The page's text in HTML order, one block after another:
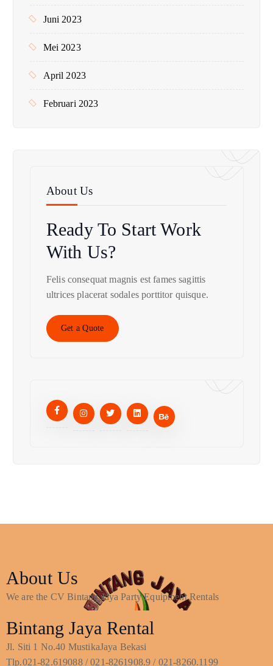
Juni 2023
Mei 2023
April 2023
Februari 2023
About Us
Ready To Start Work
With Us?
Felis consequat magnis est fames sagittis
ultrices placerat sodales porttitor quisque.
Get a Quote
About Us
We are the CV Bintang Jaya Party Equipment Rentals
Bintang Jaya Rental
Jl. Siti 1 No.40 MustikaJaya Bekasi
Tlp.021-82.619088 / 021-8261908.9 / 021-8260.1199